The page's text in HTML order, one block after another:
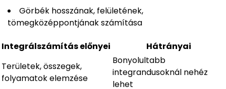
Görbék hosszának, felületének,
tömegközéppontjának számítása
Integrálszámítás előnyei
Hátrányai
Területek, összegek,
folyamatok elemzése
Bonyolultabb
integrandusoknál nehéz
lehet